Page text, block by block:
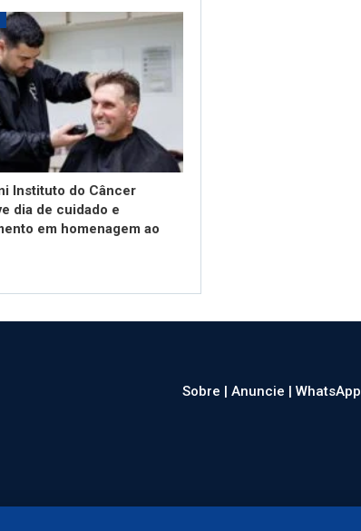
Instituto do Câncer
dia de cuidado e
em homenagem ao
Sobre |Anuncie |WhatsApp